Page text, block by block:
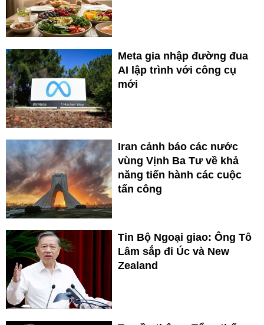
Meta gia nhập đường đua
AI lập trình với công cụ
mới
Iran cảnh báo các nước
vùng Vịnh Ba Tư về khả
năng tiến hành các cuộc
tấn công
Tin Bộ Ngoại giao: Ông Tô
Lâm sắp đi Úc và New
Zealand